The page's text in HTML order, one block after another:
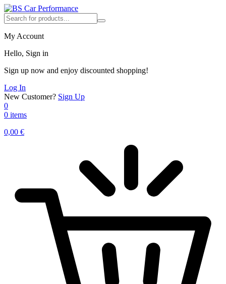
My Account
Hello, Sign in
Sign up now and enjoy discounted shopping!
Log In
New Customer? Sign Up
0
0 items
0,00 €